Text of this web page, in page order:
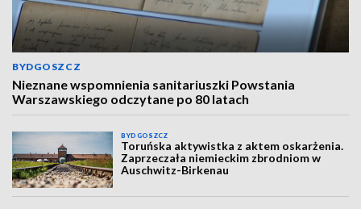
BYDGOSZCZ
Nieznane wspomnienia sanitariuszki Powstania
Warszawskiego odczytane po 80 latach
BYDGOSZCZ
Toruńska aktywistka z aktem oskarżenia.
Zaprzeczała niemieckim zbrodniom w
Auschwitz-Birkenau